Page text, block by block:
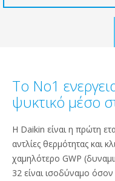
Το Νο1
ψυκτικό μέσο
Η Daikin είναι η πρώτη
αντλίες θερμότητας και
χαμηλότερο GWP
32 είναι ισοδύναμο